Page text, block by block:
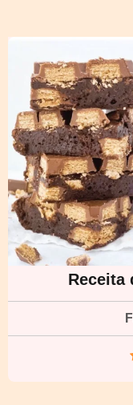
Receita